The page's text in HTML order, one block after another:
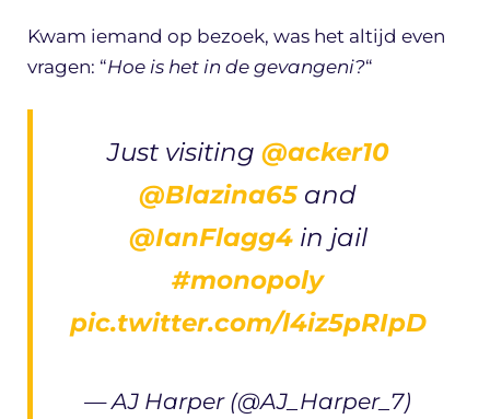
Kwam iemand op bezoek, was het altijd even
vragen: “Hoe is het in de gevangeni?“
Just visiting @acker10
@Blazina65 and
@IanFlagg4in jail
#monopoly
pic.twitter.com/l4iz5pRIpD
— AJ Harper (@AJ_Harper_7)